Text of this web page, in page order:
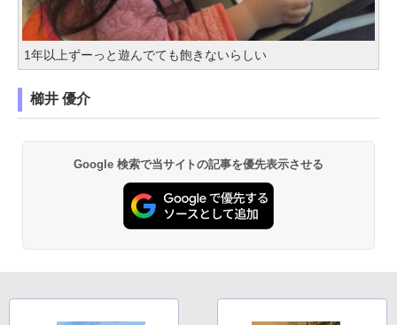
1年以上ずーっと遊んでても飽きないらしい
櫛井 優介
Google 検索で当サイトの記事を優先表示させる